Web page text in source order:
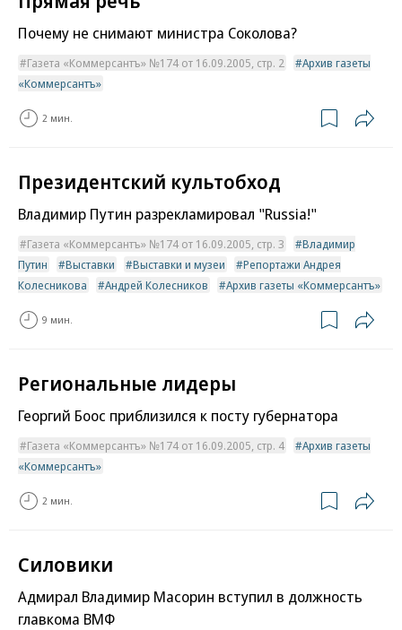
Почему не снимают министра Соколова?
Газета «Коммерсантъ» №174 от 16.09.2005, стр. 2
Архив газеты
«Коммерсантъ»
2 мин.
Президентский культобход
Владимир Путин разрекламировал "Russia!"
Газета «Коммерсантъ» №174 от 16.09.2005, стр. 3
Владимир
Путин
Выставки Выставки и музеи
Репортажи Андрея
Колесникова
Андрей Колесников Архив газеты «Коммерсантъ»
9 мин.
Региональные лидеры
Георгий Боос приблизился к посту губернатора
Газета «Коммерсантъ» №174 от 16.09.2005, стр. 4
Архив газеты
«Коммерсантъ»
2 мин.
Силовики
Адмирал Владимир Масорин вступил в должность
главкома ВМФ